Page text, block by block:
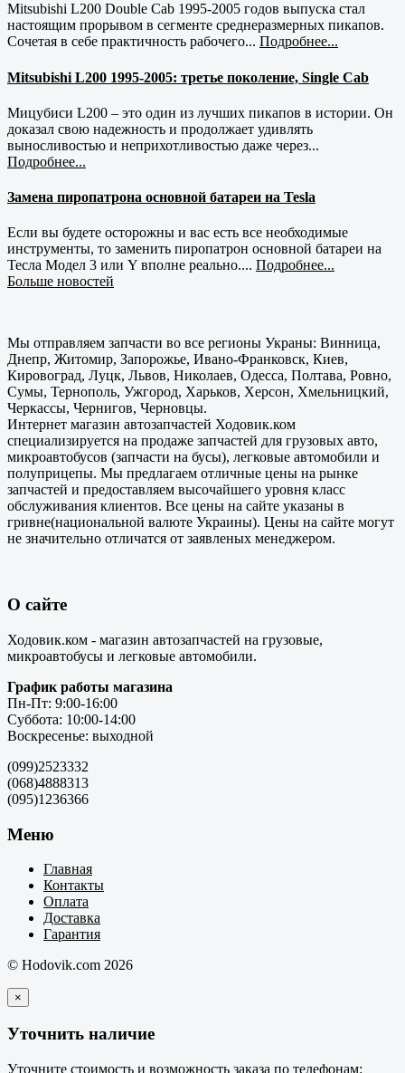
Mitsubishi L200 Double Cab 1995-2005 годов выпуска стал
настоящим прорывом в сегменте среднеразмерных пикапов.
Сочетая в себе практичность рабочего... Подробнее...
Mitsubishi L200 1995-2005: третье поколение, Single Cab
Мицубиси L200 – это один из лучших пикапов в истории. Он
доказал свою надежность и продолжает удивлять
выносливостью и неприхотливостью даже через...
Подробнее...
Замена пиропатрона основной батареи на Tesla
Если вы будете осторожны и вас есть все необходимые
инструменты, то заменить пиропатрон основной батареи на
Тесла Модел 3 или Y вполне реально.... Подробнее...
Больше новостей
Мы отправляем запчасти во все регионы Украны: Винница,
Днепр, Житомир, Запорожье, Ивано-Франковск, Киев,
Кировоград, Луцк, Львов, Николаев, Одесса, Полтава, Ровно,
Сумы, Тернополь, Ужгород, Харьков, Херсон, Хмельницкий,
Черкассы, Чернигов, Черновцы.
Интернет магазин автозапчастей Ходовик.ком
специализируется на продаже запчастей для грузовых авто,
микроавтобусов (запчасти на бусы), легковые автомобили и
полуприцепы. Мы предлагаем отличные цены на рынке
запчастей и предоставляем высочайшего уровня класс
обслуживания клиентов. Все цены на сайте указаны в
гривне(национальной валюте Украины). Цены на сайте могут
не значительно отличатся от заявленых менеджером.
О сайте
Ходовик.ком - магазин автозапчастей на грузовые,
микроавтобусы и легковые автомобили.
График работы магазина
Пн-Пт: 9:00-16:00
Суббота: 10:00-14:00
Воскресенье: выходной
(099)2523332
(068)4888313
(095)1236366
Меню
Главная
Контакты
Оплата
Доставка
Гарантия
© Hodovik.com 2026
×
Уточнить наличие
Уточните стоимость и возможность заказа по телефонам: